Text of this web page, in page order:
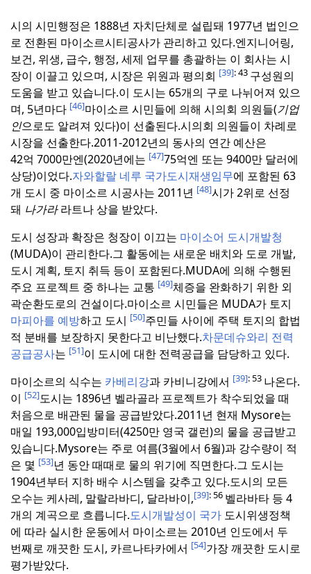
시의 시민행정은 1888년 자치단체로 설립돼 1977년 법인으
로 전환된 마이소르시티공사가 관리하고 있다.엔지니어링,
보건, 위생, 급수, 행정, 세제 업무를 총괄하는 이 회사는 시
장이 이끌고 있으며, 시장은 위원과 평의회 [39]: 43 구성원의
도움을 받고 있습니다.이 도시는 65개의 구로 나뉘어져 있으
며, 5년마다 [46]마이소르 시민들에 의해 시의회 의원들(기업
인으로도 알려져 있다)이 선출된다.시의회 의원들이 차례로
시장을 선출한다.2011-2012년의 동사의 연간 예산은
42억 7000만엔(2020년에는 [47]75억엔 또는 9400만 달러에
상당)이었다.자와할랄 네루 국가도시재생임무에 포함된 63
개 도시 중 마이소르 시공사는 2011년 [48]시가 2위로 선정
돼 나가라라트나상을 받았다.
도시 성장과 확장은 청장이 이끄는 마이소어 도시개발청
(MUDA)이 관리한다.그 활동에는 새로운 배치와 도로 개발,
도시 계획, 토지 취득 등이 포함된다.MUDA에 의해 수행된
주요 프로젝트 중 하나는 교통 [49]체증을 완화하기 위한 외
곽순환도로의 건설이다.마이소르 시민들은 MUDA가 토지
마피아를 예방하고 도시 [50]주민들 사이에 주택 토지의 합법
적 분배를 보장하지 못한다고 비난했다.차문데슈와리 전력
공급공사는 [51]이 도시에 대한 전력공급을 담당하고 있다.
마이소르의 식수는 카베리강과 카비니강에서 [39]: 53 나온다.
이 [52]도시는 1896년 벨라골라 프로젝트가 착수되었을 때
처음으로 배관된 물을 공급받았다.2011년 현재 Mysore는
매일 193,000입방미터(4250만 영국 갤런)의 물을 공급받고
있습니다.Mysore는 주로 여름(3월에서 6월)과 강수량이 적
은 몇 [53]년 동안 때때로 물의 위기에 직면한다.그 도시는
1904년부터 지하 배수 시스템을 갖추고 있다.도시의 모든
오수는 케사레, 말랄라바디, 달라바이,[39]: 56 벨라바타 등 4
개의 계곡으로 흐릅니다.도시개발성이 국가 도시위생정책
에 따라 실시한 운동에서 마이소르는 2010년 인도에서 두
번째로 깨끗한 도시, 카르나타카에서 [54]가장 깨끗한 도시로
평가받았다.